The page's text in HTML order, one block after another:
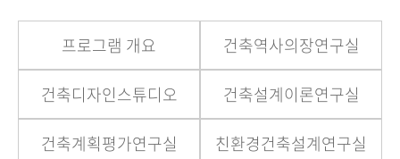
프로그램 개요 건축역사의장연구실
건축디자인스튜디오 건축설계이론연구실
건축계획평가연구실 친환경건축설계연구실